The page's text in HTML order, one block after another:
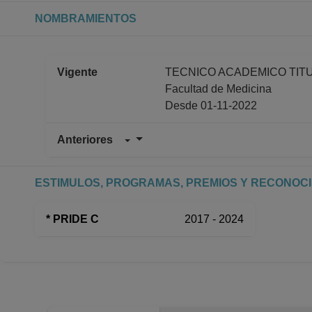
NOMBRAMIENTOS
Vigente
TECNICO ACADEMICO
Facultad de Medicina
Desde 01-11-2022
Anteriores
TECNICO ACADEMICO
Desde 16-06-2014 hasta 31-
ESTIMULOS, PROGRAMAS, PREMIOS Y
* PRIDE C 2017 - 2024